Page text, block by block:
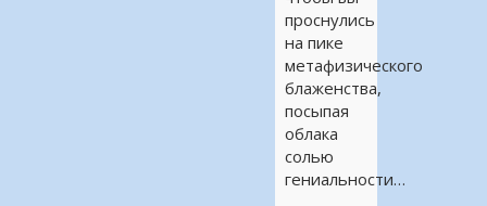
проснулись
на пике
метафизического
блаженства,
посыпая
облака
солью
гениальности…